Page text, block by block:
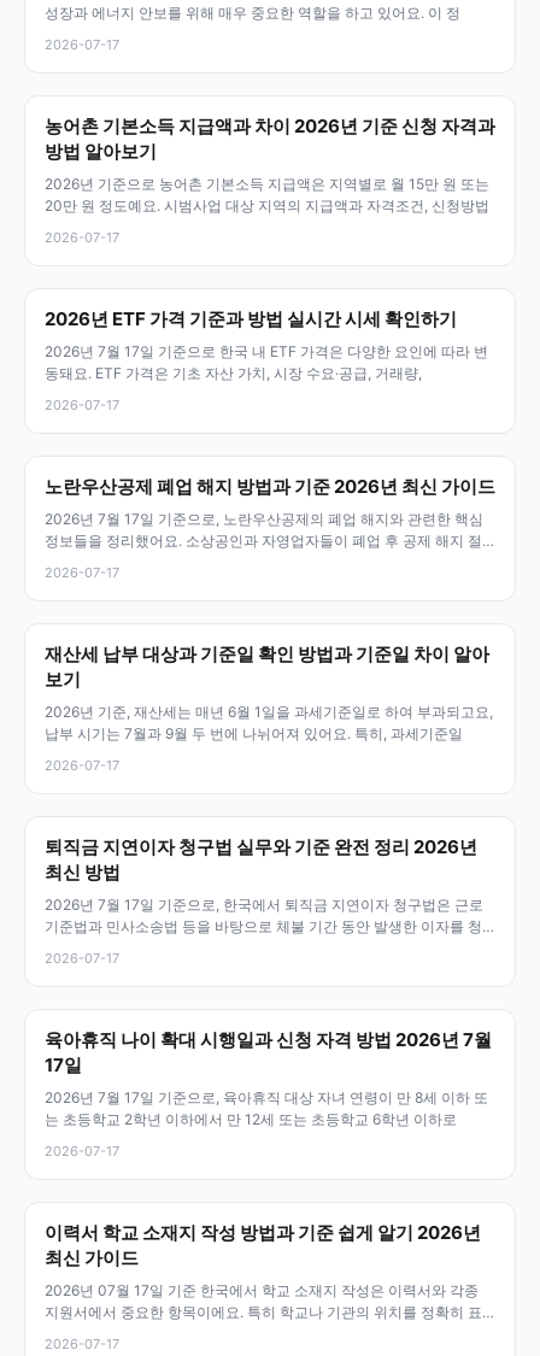
성장과 에너지 안보를 위해 매우 중요한 역할을 하고 있어요. 이 정
2026-07-17
농어촌 기본소득 지급액과 차이 2026년 기준 신청 자격과
방법 알아보기
2026년 기준으로 농어촌 기본소득 지급액은 지역별로 월 15만 원 또는
20만 원 정도예요. 시범사업 대상 지역의 지급액과 자격조건, 신청방법
2026-07-17
2026년 ETF 가격 기준과 방법 실시간 시세 확인하기
2026년 7월 17일 기준으로 한국 내 ETF 가격은 다양한 요인에 따라 변
동돼요. ETF 가격은 기초 자산 가치, 시장 수요·공급, 거래량,
2026-07-17
노란우산공제 폐업 해지 방법과 기준 2026년 최신 가이드
2026년 7월 17일 기준으로, 노란우산공제의 폐업 해지와 관련한 핵심
정보들을 정리했어요. 소상공인과 자영업자들이 폐업 후 공제 해지 절
2026-07-17
재산세 납부 대상과 기준일 확인 방법과 기준일 차이 알아
보기
2026년 기준, 재산세는 매년 6월 1일을 과세기준일로 하여 부과되고요,
납부 시기는 7월과 9월 두 번에 나뉘어져 있어요. 특히, 과세기준일
2026-07-17
퇴직금 지연이자 청구법 실무와 기준 완전 정리 2026년
최신 방법
2026년 7월 17일 기준으로, 한국에서 퇴직금 지연이자 청구법은 근로
기준법과 민사소송법 등을 바탕으로 체불 기간 동안 발생한 이자를 청
2026-07-17
육아휴직 나이 확대 시행일과 신청 자격 방법 2026년 7월
17일
2026년 7월 17일 기준으로, 육아휴직 대상 자녀 연령이 만 8세 이하 또
는 초등학교 2학년 이하에서 만 12세 또는 초등학교 6학년 이하로
2026-07-17
이력서 학교 소재지 작성 방법과 기준 쉽게 알기 2026년
최신 가이드
2026년 07월 17일 기준 한국에서 학교 소재지 작성은 이력서와 각종
지원서에서 중요한 항목이에요. 특히 학교나 기관의 위치를 정확히 표
2026-07-17